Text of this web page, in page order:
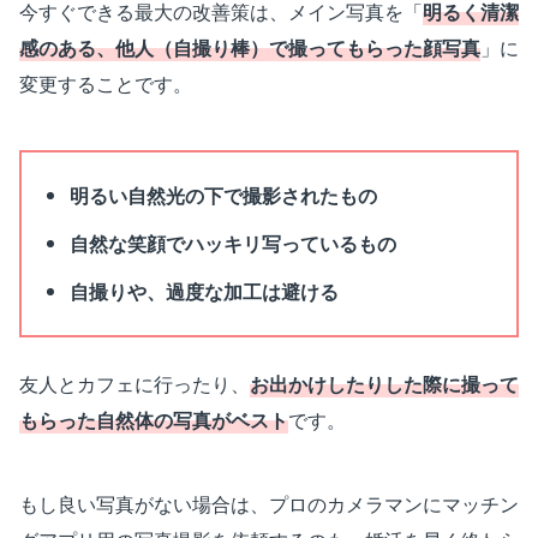
今すぐできる最大の改善策は、メイン写真を「明るく清潔
感のある、他人（自撮り棒）で撮ってもらった顔写真 」に
変更することです。
明るい自然光の下で撮影されたもの
自然な笑顔でハッキリ写っているもの
自撮りや、過度な加工は避ける
友人とカフェに行ったり、 お出かけしたりした際に撮って
もらった自然体の写真がベストです。
もし良い写真がない場合は、プロのカメラマンにマッチン